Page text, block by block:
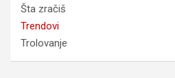
Šta zračiš
Trendovi
Trolovanje